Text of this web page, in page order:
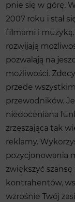
pnie się w górę.
2007 roku i stał
filmami i
rozwijają
pozwalają na
możliwości.
przede
przewodników.
niedoceniana
zrzeszająca tak
reklamy.
pozycjonowania
zwiększyć
kontrahentów,
wzrośnie Twój